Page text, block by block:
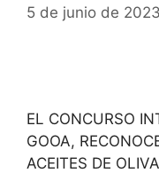
5 de junio de 2023
EL CONCURSO
GOOA,
ACEITES DE